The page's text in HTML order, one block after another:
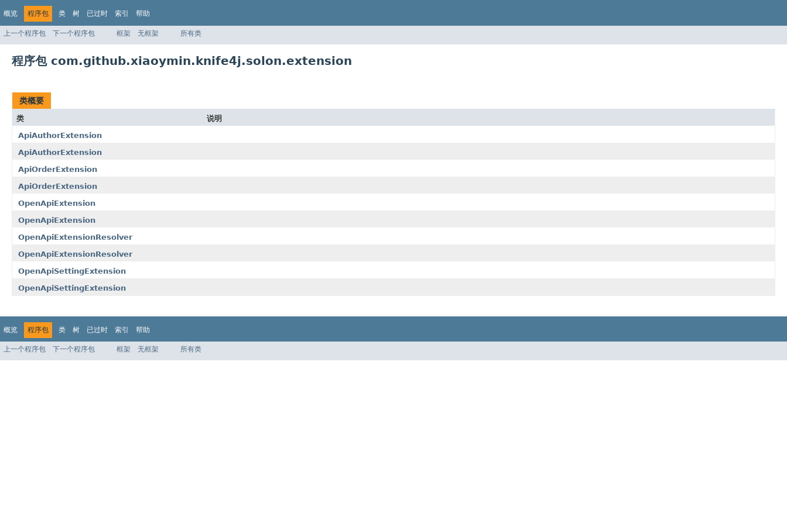
概览 程序包 类 树 已过时 索引 帮助
上一个程序包 下一个程序包 框架 无框架 所有类
程序包 com.github.xiaoymin.knife4j.solon.extension
类概要
类
说明
ApiAuthorExtension
ApiAuthorExtension
ApiOrderExtension
ApiOrderExtension
OpenApiExtension
OpenApiExtension
OpenApiExtensionResolver
OpenApiExtensionResolver
OpenApiSettingExtension
OpenApiSettingExtension
概览 程序包 类 树 已过时 索引 帮助
上一个程序包 下一个程序包 框架 无框架 所有类